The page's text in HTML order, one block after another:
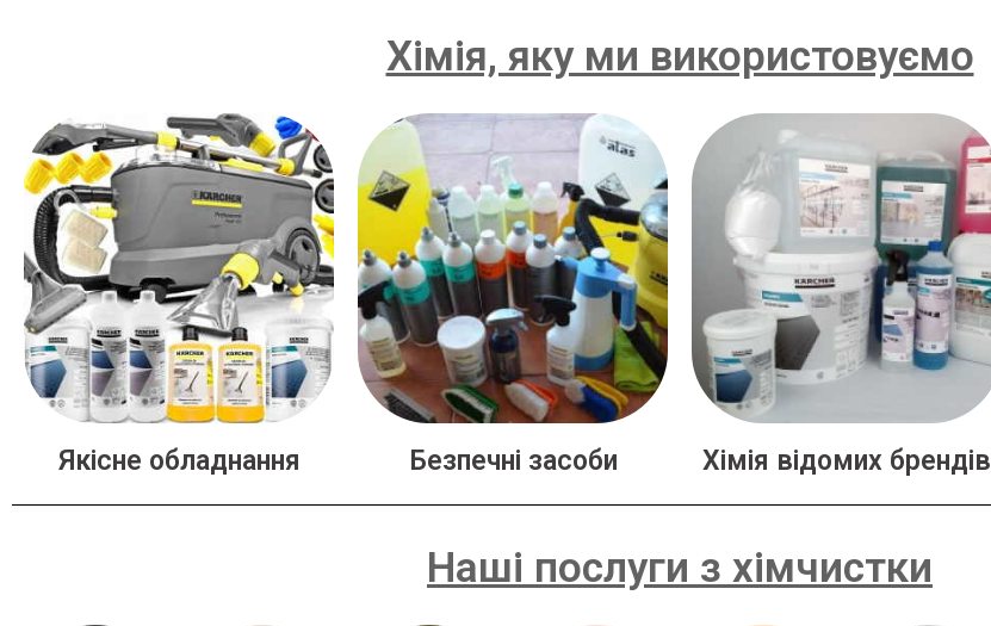
Хімія, яку ми використовуємо
Якісне обладнання Безпечні засоби Хімія відомих брендів
Наші послуги з хімчистки